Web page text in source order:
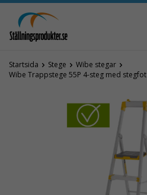
Startsida Stege
Wibe stegar
Wibe Trappstege 55P 4-steg med stegfot